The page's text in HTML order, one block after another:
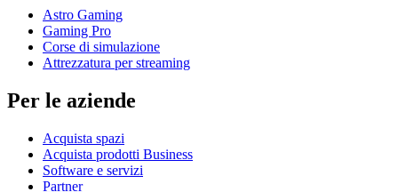
Astro Gaming
Gaming Pro
Corse di simulazione
Attrezzatura per streaming
Per le aziende
Acquista spazi
Acquista prodotti Business
Software e servizi
Partner